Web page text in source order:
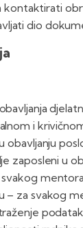
dio
i
obavljanju
zaposleni u
– za svakog